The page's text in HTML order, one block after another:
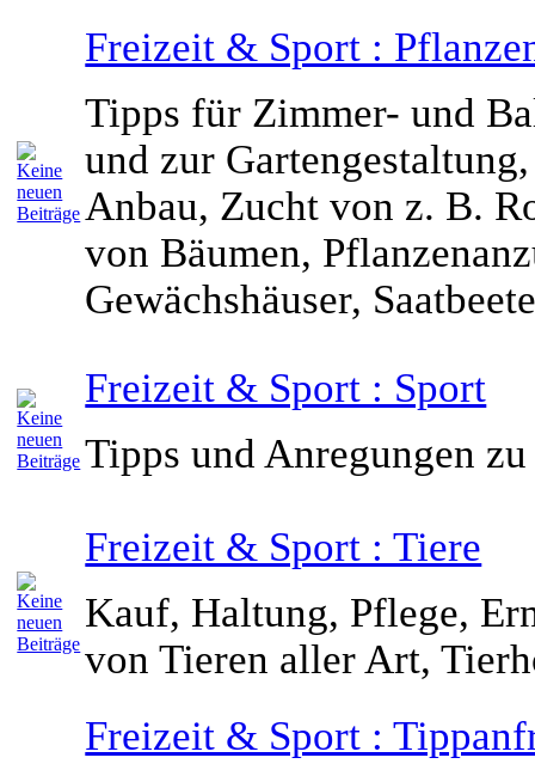
Freizeit & Sport :
Tipps für Zimmer- und
und zur
Anbau, Zucht von z. B.
von Bäumen,
Gewächshäuser,
Freizeit & Sport : Sport
Tipps und Anregungen
Freizeit & Sport : Tiere
Kauf, Haltung, Pflege,
von Tieren aller Art,
Freizeit & Sport :